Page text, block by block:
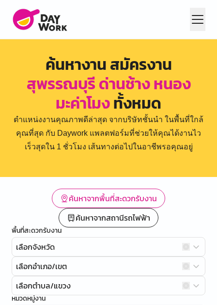
ค้นหางาน สมัครงาน
สุพรรณบุรี ด่านช้าง หนอง
มะค่าโมงทั้งหมด
ตำแหน่งงานคุณภาพดีล่าสุด จากบริษัทชั้นนำ ในพื้นที่ใกล้
คุณที่สุด กับ Daywork แพลตฟอร์มที่ช่วยให้คุณได้งานไว
เร็วสุดใน 1 ชั่วโมง เส้นทางต่อไปในอาชีพรอคุณอยู่
ค้นหาจากพื้นที่สะดวกรับงาน
ค้นหาจากสถานีรถไฟฟ้า
พื้นที่สะดวกรับงาน
เลือกจังหวัด
เลือกอำเภอ/เขต
เลือกตำบล/แขวง
หมวดหมู่งาน